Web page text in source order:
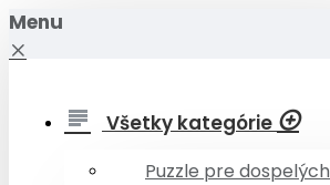
Menu
Všetky kategórie
Puzzle pre dospelých